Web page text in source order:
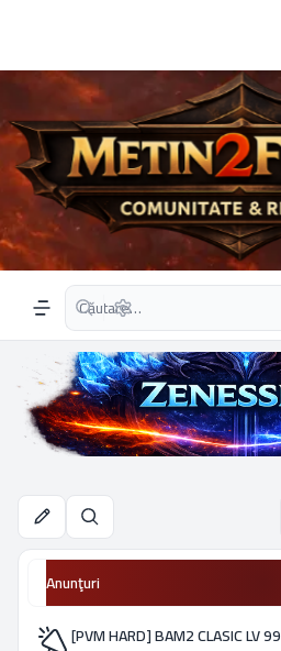
Navigation menu
Căutare avansată
Căutare
Anunţuri
[PVM HARD] BAM2 CLASIC LV 99